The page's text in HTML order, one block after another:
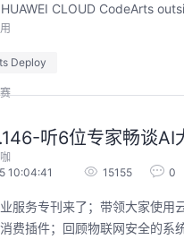
CLOUD CodeArts
Deploy
听6位专家畅谈
10:04:41 15155 0
服务专刊来了；带领大家使
费插件；回顾物联网安全的系